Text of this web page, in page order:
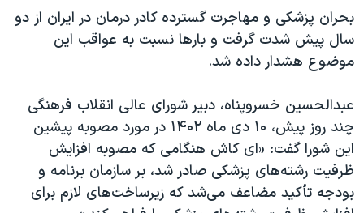
بحران پزشکی و مهاجرت گسترده کادر درمان در ایران از دو
سال پیش شدت گرفت و بار‌ها نسبت به عواقب این
موضوع هشدار داده شد.
عبدالحسین خسروپناه، دبیر شورای عالی انقلاب فرهنگی
چند روز پیش، ۱۰ دی ماه ۱۴۰۲ در مورد مصوبه پیشین
این شورا گفت: «ای کاش هنگامی که مصوبه افزایش
ظرفیت رشته‌های پزشکی صادر شد، بر سازمان برنامه و
بودجه تأکید مضاعف می‌شد که زیرساخت‌های لازم برای